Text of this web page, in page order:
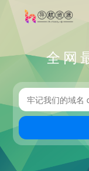
全网